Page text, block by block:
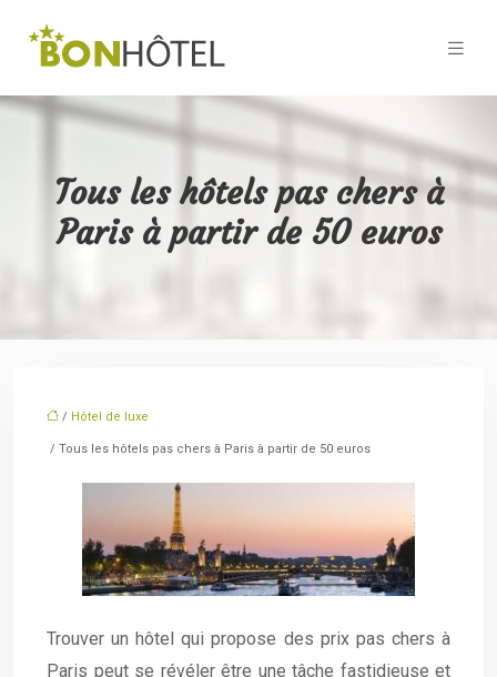
Tous les hôtels pas chers à
Paris à partir de 50 euros
/ Hôtel de luxe
/ Tous les hôtels pas chers à Paris à partir de 50 euros
Trouver un hôtel qui propose des prix pas chers à
Paris peut se révéler être une tâche fastidieuse et